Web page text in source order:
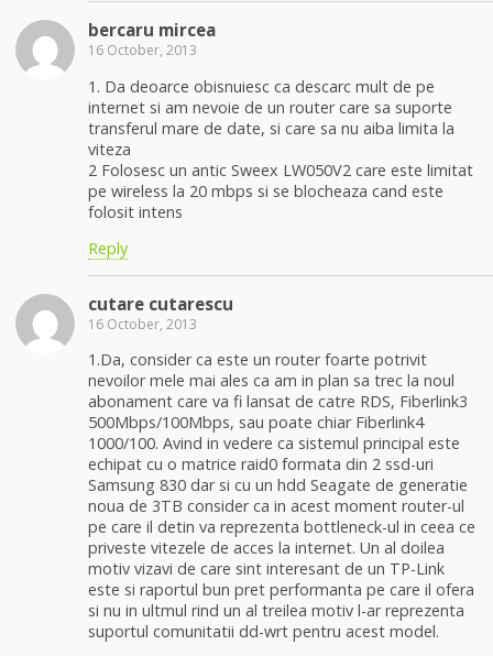
bercaru mircea
16 October, 2013
1. Da deoarce obisnuiesc ca descarc mult de pe
internet si am nevoie de un router care sa suporte
transferul mare de date, si care sa nu aiba limita la
viteza
2 Folosesc un antic Sweex LW050V2 care este limitat
pe wireless la 20 mbps si se blocheaza cand este
folosit intens
Reply
cutare cutarescu
16 October, 2013
1.Da, consider ca este un router foarte potrivit
nevoilor mele mai ales ca am in plan sa trec la noul
abonament care va fi lansat de catre RDS, Fiberlink3
500Mbps/100Mbps, sau poate chiar Fiberlink4
1000/100. Avind in vedere ca sistemul principal este
echipat cu o matrice raid0 formata din 2 ssd-uri
Samsung 830 dar si cu un hdd Seagate de generatie
noua de 3TB consider ca in acest moment router-ul
pe care il detin va reprezenta bottleneck-ul in ceea ce
priveste vitezele de acces la internet. Un al doilea
motiv vizavi de care sint interesant de un TP-Link
este si raportul bun pret performanta pe care il ofera
si nu in ultmul rind un al treilea motiv l-ar reprezenta
suportul comunitatii dd-wrt pentru acest model.